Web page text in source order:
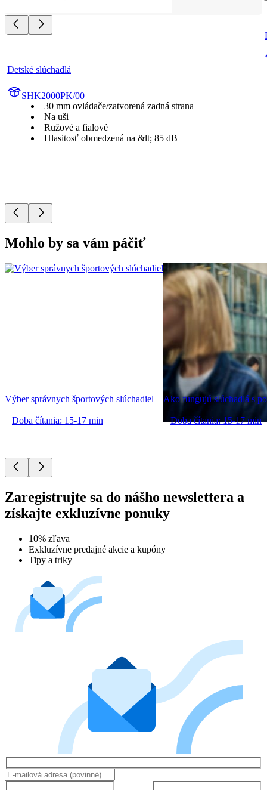
Detské slúchadlá
SHK2000PK/00
30 mm ovládače/zatvorená zadná strana
Na uši
Ružové a fialové
Hlasitosť obmedzená na &lt; 85 dB
Mohlo by sa vám páčiť
Výber správnych športových slúchadiel
Doba čítania: 15-17 min
Ako fungujú slúchadlá s
Doba čítania: 15-17 min
Zaregistrujte sa do nášho newslettera a
získajte exkluzívne ponuky
10% zľava
Exkluzívne predajné akcie a kupóny
Tipy a triky